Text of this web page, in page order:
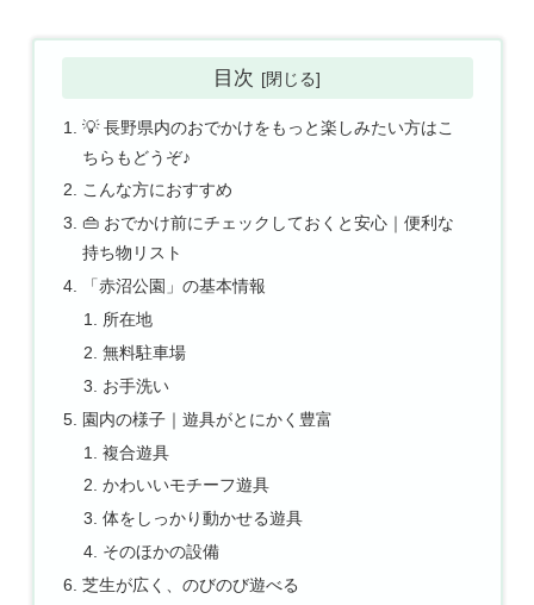
目次
💡 長野県内のおでかけをもっと楽しみたい方はこ
ちらもどうぞ♪
こんな方におすすめ
👜 おでかけ前にチェックしておくと安心｜便利な
持ち物リスト
「赤沼公園」の基本情報
所在地
無料駐車場
お手洗い
園内の様子｜遊具がとにかく豊富
複合遊具
かわいいモチーフ遊具
体をしっかり動かせる遊具
そのほかの設備
芝生が広く、のびのび遊べる